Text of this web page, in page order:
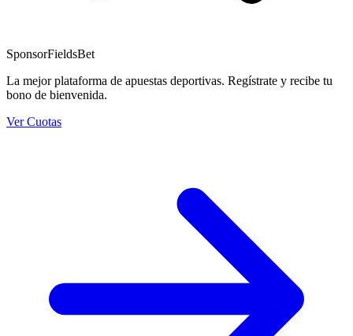
SponsorFieldsBet
La mejor plataforma de apuestas deportivas. Regístrate y recibe tu
bono de bienvenida.
Ver Cuotas